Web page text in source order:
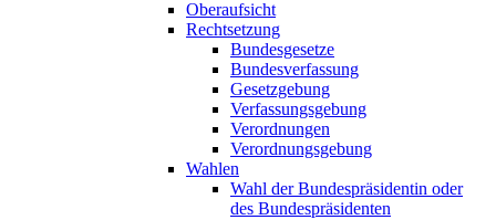
Oberaufsicht
Rechtsetzung
Bundesgesetze
Bundesverfassung
Gesetzgebung
Verfassungsgebung
Verordnungen
Verordnungsgebung
Wahlen
Wahl der Bundespräsidentin oder
des Bundespräsidenten